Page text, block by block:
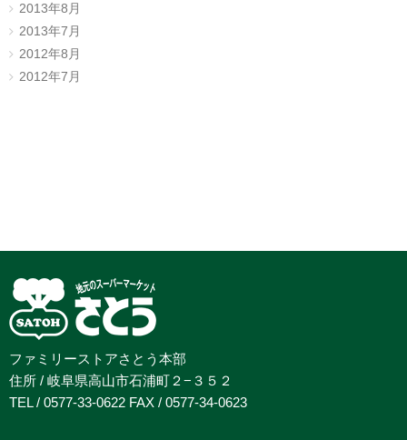
2013年8月
2013年7月
2012年8月
2012年7月
ファミリーストアさとう本部
住所 / 岐阜県高山市石浦町２−３５２
TEL / 0577-33-0622 FAX / 0577-34-0623